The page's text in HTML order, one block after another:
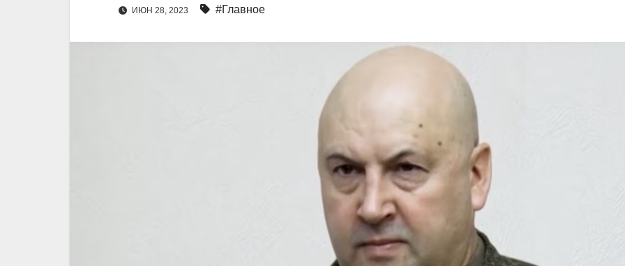
ИЮН 28, 2023 #Главное